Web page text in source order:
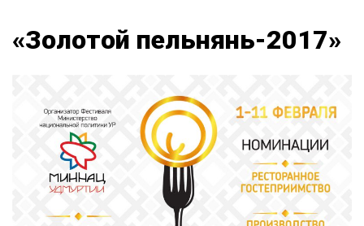
«Золотой пельнянь-2017»